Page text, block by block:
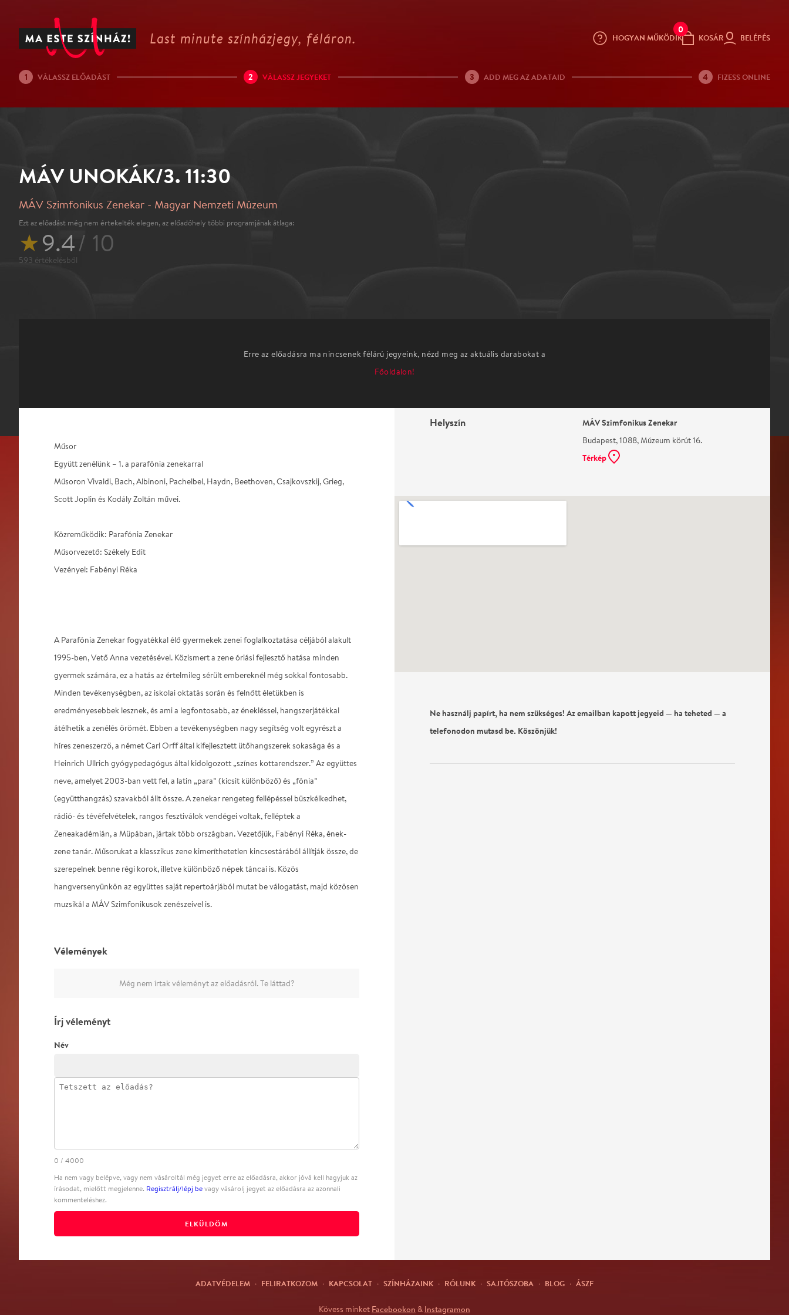
Last minute színházjegy, féláron. HOGYAN MŰKÖDIK
0
KOSÁR BELÉPÉS
1 VÁLASSZ ELŐADÁST 2 VÁLASSZ JEGYEKET 3 ADD MEG AZ ADATAID 4 FIZESS ONLINE
MÁV UNOKÁK/3. 11:30
MÁV Szimfonikus Zenekar - Magyar Nemzeti Múzeum
Ezt az előadást még nem értekelték elegen, az előadóhely többi programjának átlaga:
★9.4/ 10
593 értékelésből
Erre az előadásra ma nincsenek félárú jegyeink, nézd meg az aktuális darabokat a
Főoldalon!
Műsor
Együtt zenélünk – 1. a parafónia zenekarral
Műsoron Vivaldi, Bach, Albinoni, Pachelbel, Haydn, Beethoven, Csajkovszkij, Grieg,
Scott Joplin és Kodály Zoltán művei.
Közreműködik: Parafónia Zenekar
Műsorvezető: Székely Edit
Vezényel: Fabényi Réka
A Parafónia Zenekar fogyatékkal élő gyermekek zenei foglalkoztatása céljából alakult
1995-ben, Vető Anna vezetésével. Közismert a zene óriási fejlesztő hatása minden
gyermek számára, ez a hatás az értelmileg sérült embereknél még sokkal fontosabb.
Minden tevékenységben, az iskolai oktatás során és felnőtt életükben is
eredményesebbek lesznek, és ami a legfontosabb, az énekléssel, hangszerjátékkal
átélhetik a zenélés örömét. Ebben a tevékenységben nagy segítség volt egyrészt a
híres zeneszerző, a német Carl Orff által kifejlesztett ütőhangszerek sokasága és a
Heinrich Ullrich gyógypedagógus által kidolgozott „színes kottarendszer.” Az együttes
neve, amelyet 2003-ban vett fel, a latin „para” (kicsit különböző) és „fónia”
(együtthangzás) szavakból állt össze. A zenekar rengeteg fellépéssel büszkélkedhet,
rádió- és tévéfelvételek, rangos fesztiválok vendégei voltak, felléptek a
Zeneakadémián, a Müpában, jártak több országban. Vezetőjük, Fabényi Réka, ének-
zene tanár. Műsorukat a klasszikus zene kimeríthetetlen kincsestárából állítják össze, de
szerepelnek benne régi korok, illetve különböző népek táncai is. Közös
hangversenyünkön az együttes saját repertoárjából mutat be válogatást, majd közösen
muzsikál a MÁV Szimfonikusok zenészeivel is.
Helyszín MÁV Szimfonikus Zenekar
Budapest, 1088, Múzeum körút 16.
Térkép
Ne használj papírt, ha nem szükséges! Az emailban kapott jegyeid — ha teheted — a
telefonodon mutasd be. Köszönjük!
Vélemények
Még nem írtak véleményt az előadásról. Te láttad?
Írj véleményt
Név
0 / 4000
Ha nem vagy belépve, vagy nem vásároltál még jegyet erre az előadásra, akkor jóvá kell hagyjuk az
írásodat, mielőtt megjelenne. Regisztrálj/lépj be vagy vásárolj jegyet az előadásra az azonnali
kommenteléshez.
ELKÜLDÖM
ADATVÉDELEM · FELIRATKOZOM · KAPCSOLAT · SZÍNHÁZAINK · RÓLUNK · SAJTÓSZOBA · BLOG · ÁSZF
Kövess minket Facebookon & Instagramon